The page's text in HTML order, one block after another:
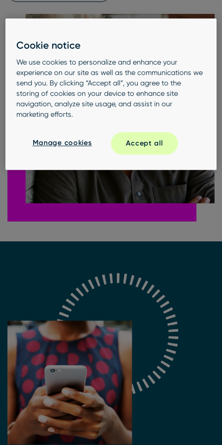
Cookie notice
We use cookies to personalize and enhance your
experience on our site as well as the communications we
send you. By clicking “Accept all”, you agree to the
storing of cookies on your device to enhance site
navigation, analyze site usage, and assist in our
marketing efforts.
Manage cookies Accept all